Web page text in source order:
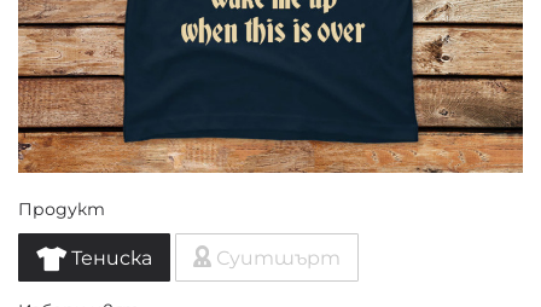
Продукт
Тениска Суитшърт